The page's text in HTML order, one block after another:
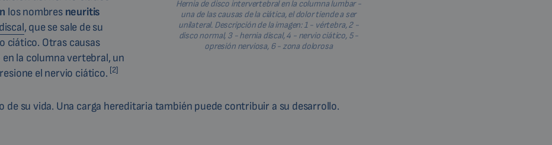
Hernia de disco intervertebral en la columna lumbar -
una de las causas de la ciática, el dolor tiende a ser
unilateral. Descripción de la imagen: 1 - vértebra, 2 -
disco normal, 3 - hernia discal, 4 - nervio ciático, 5 -
opresión nerviosa, 6 - zona dolorosa
los nombres neuritis
, que se sale de su
ciático. Otras causas
la columna vertebral, un
el nervio ciático. [2]
su vida. Una carga hereditaria también puede contribuir a su desarrollo.